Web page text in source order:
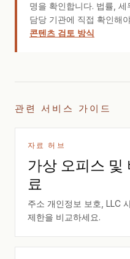
명을 확인합니다. 법률,
담당 기관에 직접 확인해
콘텐츠 검토 방식
관련 서비스 가이드
자료 허브
가상 오피스 및
료
주소 개인정보 보호, LLC
제한을 비교하세요.